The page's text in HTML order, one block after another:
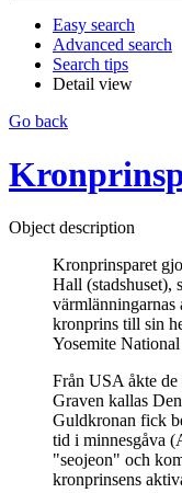
Easy search
Advanced search
Search tips
Detail view
Go back
Object description
Kronprinsparet
Hall (stadshuset),
värmlänningarnas
kronprins till sin
Yosemite
Från USA åkte
Graven kallas
Guldkronan fick
tid i minnesgåva
"seojeon" och
kronprinsens